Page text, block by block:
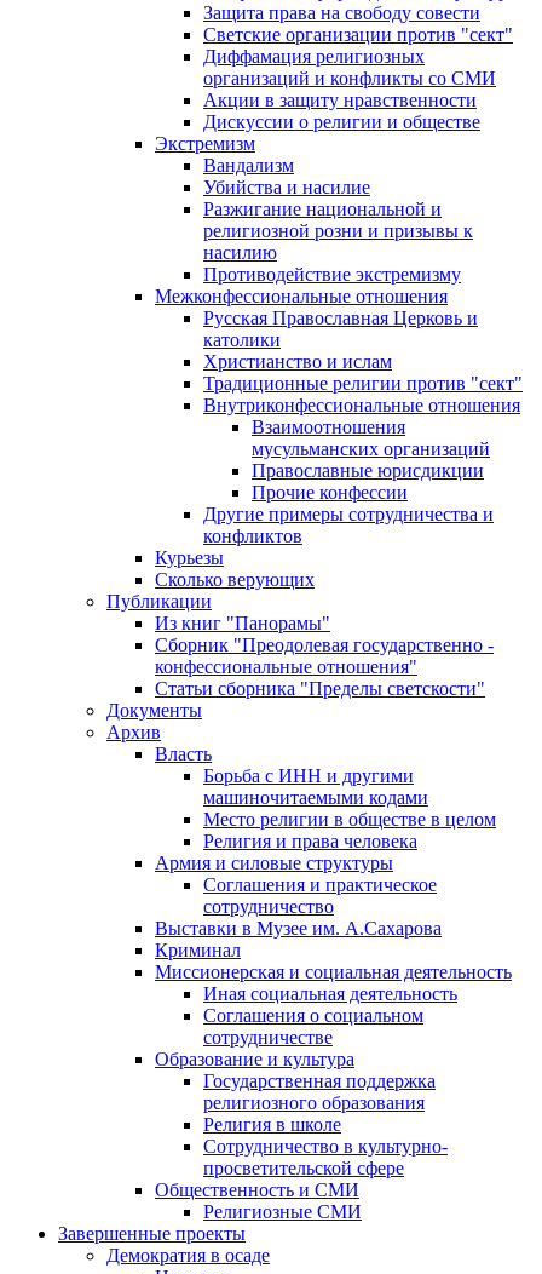
Защита права на свободу совести
Светские организации против "сект"
Диффамация религиозных
организаций и конфликты со СМИ
Акции в защиту нравственности
Дискуссии о религии и обществе
Экстремизм
Вандализм
Убийства и насилие
Разжигание национальной и
религиозной розни и призывы к
насилию
Противодействие экстремизму
Межконфессиональные отношения
Русская Православная Церковь и
католики
Христианство и ислам
Традиционные религии против "сект"
Внутриконфессиональные отношения
Взаимоотношения
мусульманских организаций
Православные юрисдикции
Прочие конфессии
Другие примеры сотрудничества и
конфликтов
Курьезы
Сколько верующих
Публикации
Из книг "Панорамы"
Сборник "Преодолевая государственно -
конфессиональные отношения"
Статьи сборника "Пределы светскости"
Документы
Архив
Власть
Борьба с ИНН и другими
машиночитаемыми кодами
Место религии в обществе в целом
Религия и права человека
Армия и силовые структуры
Соглашения и практическое
сотрудничество
Выставки в Музее им. А.Сахарова
Криминал
Миссионерская и социальная деятельность
Иная социальная деятельность
Соглашения о социальном
сотрудничестве
Образование и культура
Государственная поддержка
религиозного образования
Религия в школе
Сотрудничество в культурно-
просветительской сфере
Общественность и СМИ
Религиозные СМИ
Завершенные проекты
Демократия в осаде